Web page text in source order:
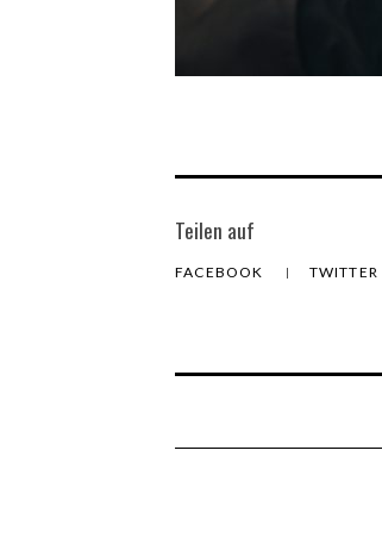
Teilen auf
FACEBOOK TWITTER